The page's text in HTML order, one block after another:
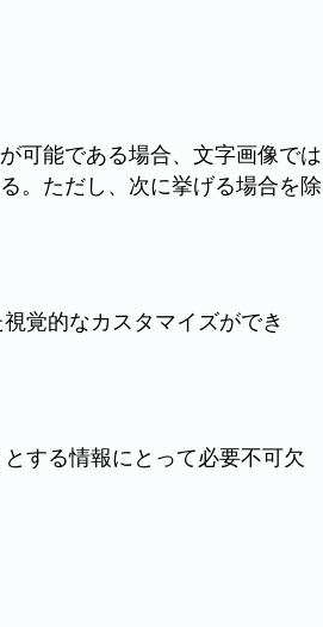
可能である場合、文字画像では
。ただし、次に挙げる場合を除
覚的なカスタマイズができ
する情報にとって必要不可欠